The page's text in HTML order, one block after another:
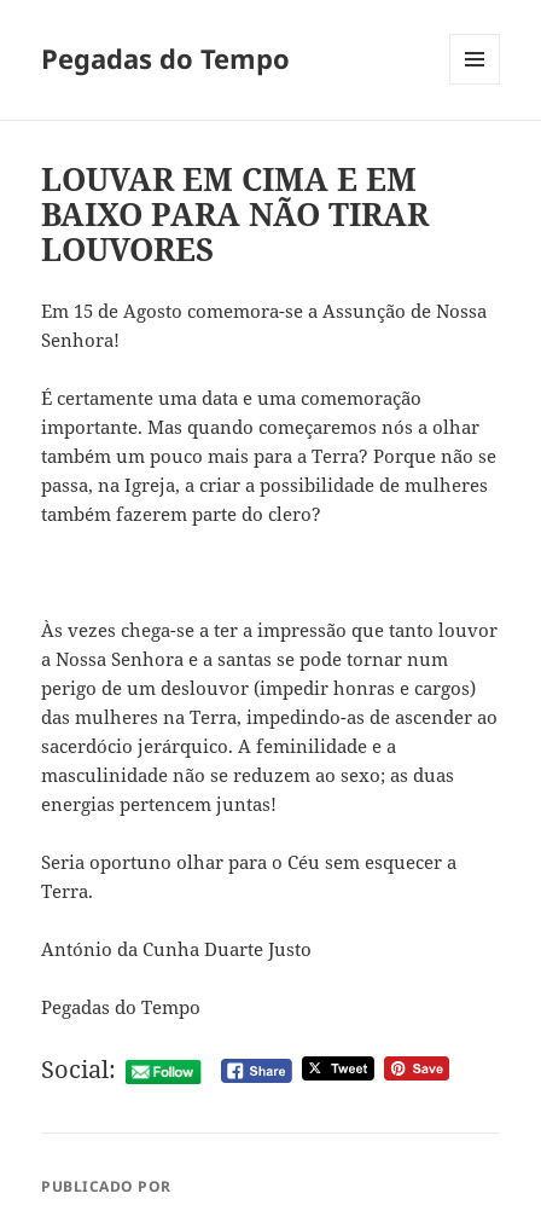
Pegadas do Tempo
LOUVAR EM CIMA E EM
BAIXO PARA NÃO TIRAR
LOUVORES
Em 15 de Agosto comemora-se a Assunção de Nossa
Senhora!
É certamente uma data e uma comemoração
importante. Mas quando começaremos nós a olhar
também um pouco mais para a Terra? Porque não se
passa, na Igreja, a criar a possibilidade de mulheres
também fazerem parte do clero?
Às vezes chega-se a ter a impressão que tanto louvor
a Nossa Senhora e a santas se pode tornar num
perigo de um deslouvor (impedir honras e cargos)
das mulheres na Terra, impedindo-as de ascender ao
sacerdócio jerárquico. A feminilidade e a
masculinidade não se reduzem ao sexo; as duas
energias pertencem juntas!
Seria oportuno olhar para o Céu sem esquecer a
Terra.
António da Cunha Duarte Justo
Pegadas do Tempo
Social:
PUBLICADO POR